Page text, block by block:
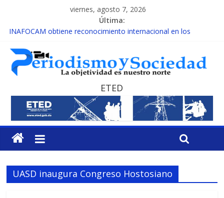
viernes, agosto 7, 2026
Última:
INAFOCAM obtiene reconocimiento internacional en los
15 de febrero de cada año es Día Nacional de la lucha contra el
cáncer infantil
EL ENFOQUE UNILATERAL DE LA COALICIÓN
MESCyT y Universidad Albizu apoyarán rehabilitación de
reclusos
MESCyT presenta calendario de Consulta Nacional por la
Educación
ETED
UASD inaugura Congreso Hostosiano